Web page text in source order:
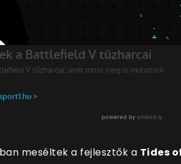
meséltek a fejlesztők a Tides